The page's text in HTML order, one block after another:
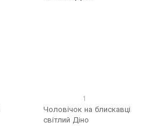
1
Чоловічок на блискавці
світлий Діно